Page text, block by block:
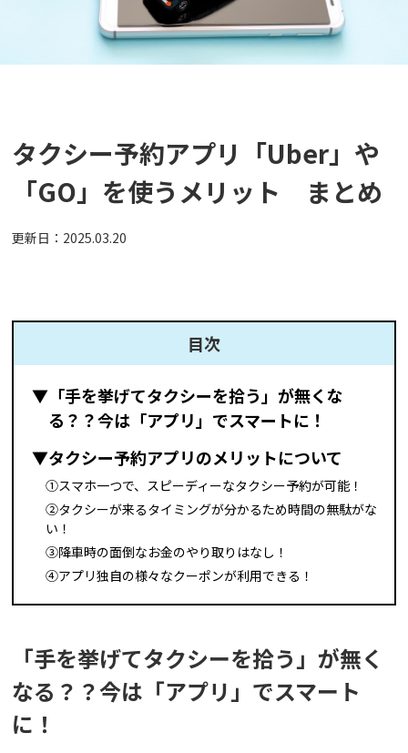
タクシー予約アプリ「Uber」や
「GO」を使うメリット まとめ
更新日： 2025.03.20
目次
▼「手を挙げてタクシーを拾う」が無くな
る？？今は「アプリ」でスマートに！
▼タクシー予約アプリのメリットについて
➀スマホ一つで、スピーディーなタクシー予約が可能！
②タクシーが来るタイミングが分かるため時間の無駄がな
い！
③降車時の面倒なお金のやり取りはなし！
④アプリ独自の様々なクーポンが利用できる！
「手を挙げてタクシーを拾う」が無く
なる？？今は「アプリ」でスマート
に！